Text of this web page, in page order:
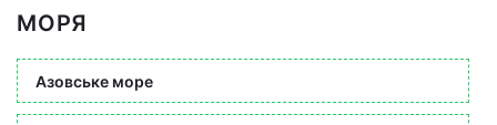
МОРЯ
Азовське море